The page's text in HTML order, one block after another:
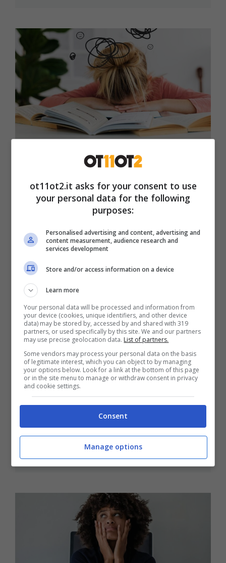
tempo, invece riduce lo stress del
La musica che ti fa venire i brividi
dice qualcosa che non immagini
ot11ot2.it asks for your consent to use
your personal data for the following
purposes:
Personalised advertising and content, advertising and
content measurement, audience research and
services development
Store and/or access information on a device
Learn more
Your personal data will be processed and information from
your device (cookies, unique identifiers, and other device
data) may be stored by, accessed by and shared with 319
partners, or used specifically by this site. We and our partners
may use precise geolocation data. List of partners.
Some vendors may process your personal data on the basis
of legitimate interest, which you can object to by managing
your options below. Look for a link at the bottom of this page
or in the site menu to manage or withdraw consent in privacy
and cookie settings.
Consent
Manage options